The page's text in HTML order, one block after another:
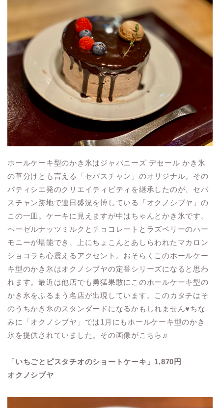
ホールケーキ型のかき氷はジャパニーズ デセール かき氷
の草分けとも言える「セバスチャン」のオリジナル。その
パティシエ発のクリエイティビティを継承したのが、セバ
スチャン跡地で連日盛況を博している「オクノシブヤ」の
この一皿。ケーキに見えますが中はちゃんとかき氷です。
ヘーゼルナッツミルクとチョコレートとラズベリーのハー
モニーが堪能でき、上にちょこんとあしらわれたマカロン
ショコラも心震えるアクセント。おそらくこのホールケー
キ型のかき氷はオクノシブヤの定番シリーズになると思わ
れます。最近は他店でも勇猛果敢にこのホールケーキ型の
かき氷をふるまう名店が出現しています。このカタチはそ
のうちかき氷のスタンダードになるかもしれません♥ちな
みに「オクノシブヤ」では1月にもホールケーキ型のかき
氷を提供されていました。その画像がこちら♬
「いちごとピスタチオのショートケーキ」1,870円
オクノシブヤ